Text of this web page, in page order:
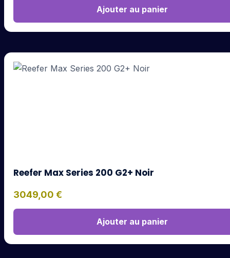
Ajouter au panier
Reefer Max Series 200 G2+ Noir
3049,00 €
Ajouter au panier